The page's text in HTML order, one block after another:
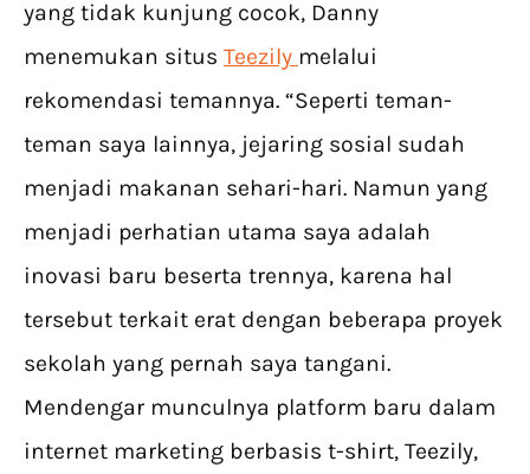
yang tidak kunjung cocok, Danny
menemukan situs Teezily melalui
rekomendasi temannya. “Seperti teman-
teman saya lainnya, jejaring sosial sudah
menjadi makanan sehari-hari. Namun yang
menjadi perhatian utama saya adalah
inovasi baru beserta trennya, karena hal
tersebut terkait erat dengan beberapa proyek
sekolah yang pernah saya tangani.
Mendengar munculnya platform baru dalam
internet marketing berbasis t-shirt, Teezily,